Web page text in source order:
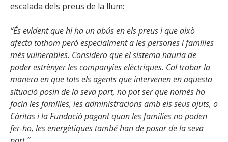
escalada dels preus de la llum:
“És evident que hi ha un abús en els preus i que això
afecta tothom però especialment a les persones i famílies
més vulnerables. Considero que el sistema hauria de
poder estrènyer les companyies elèctriques. Cal trobar la
manera en que tots els agents que intervenen en aquesta
situació posin de la seva part, no pot ser que només ho
facin les famílies, les administracions amb els seus ajuts, o
Càritas i la Fundació pagant quan les famílies no poden
fer-ho, les energètiques també han de posar de la seva